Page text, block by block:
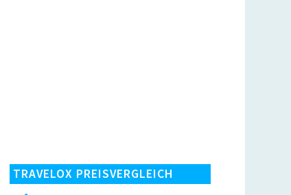
TRAVELOX PREISVERGLEICH